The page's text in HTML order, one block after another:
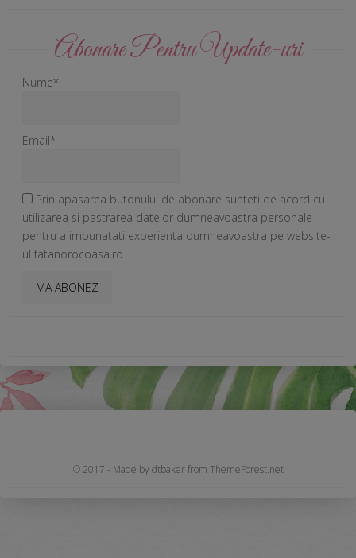
Abonare Pentru Update-uri
Nume*
Email*
Prin apasarea butonului de abonare sunteti de acord cu
utilizarea si pastrarea datelor dumneavoastra personale
pentru a imbunatati experienta dumneavoastra pe website-
ul fatanorocoasa.ro
© 2017 - Made by dtbaker from ThemeForest.net